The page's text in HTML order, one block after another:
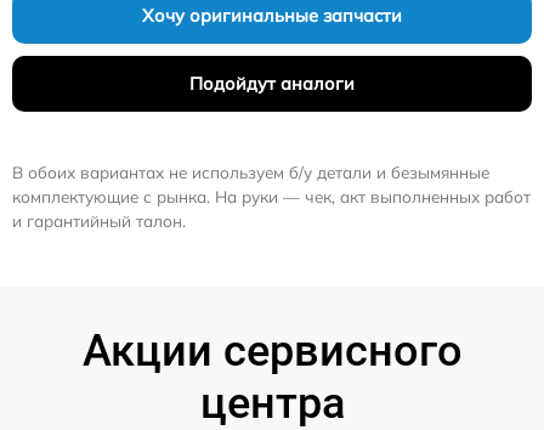
Хочу оригинальные запчасти
Подойдут аналоги
В обоих вариантах не используем б/у детали и безымянные
комплектующие с рынка. На руки — чек, акт выполненных работ
и гарантийный талон.
Акции сервисного
центра